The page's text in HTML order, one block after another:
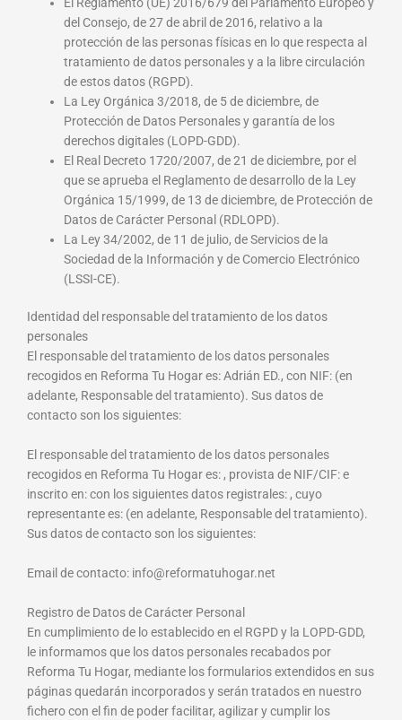
del Consejo, de 27 de abril de 2016, relativo a la
protección de las personas físicas en lo que respecta al
tratamiento de datos personales y a la libre circulación
de estos datos (RGPD).
La Ley Orgánica 3/2018, de 5 de diciembre, de
Protección de Datos Personales y garantía de los
derechos digitales (LOPD-GDD).
El Real Decreto 1720/2007, de 21 de diciembre, por el
que se aprueba el Reglamento de desarrollo de la Ley
Orgánica 15/1999, de 13 de diciembre, de Protección de
Datos de Carácter Personal (RDLOPD).
La Ley 34/2002, de 11 de julio, de Servicios de la
Sociedad de la Información y de Comercio Electrónico
(LSSI-CE).
Identidad del responsable del tratamiento de los datos
personales
El responsable del tratamiento de los datos personales
recogidos en Reforma Tu Hogar es: Adrián ED., con NIF: (en
adelante, Responsable del tratamiento). Sus datos de
contacto son los siguientes:
El responsable del tratamiento de los datos personales
recogidos en Reforma Tu Hogar es: , provista de NIF/CIF: e
inscrito en: con los siguientes datos registrales: , cuyo
representante es: (en adelante, Responsable del tratamiento).
Sus datos de contacto son los siguientes:
Email de contacto: info@reformatuhogar.net
Registro de Datos de Carácter Personal
En cumplimiento de lo establecido en el RGPD y la LOPD-GDD,
le informamos que los datos personales recabados por
Reforma Tu Hogar, mediante los formularios extendidos en sus
páginas quedarán incorporados y serán tratados en nuestro
fichero con el fin de poder facilitar, agilizar y cumplir los